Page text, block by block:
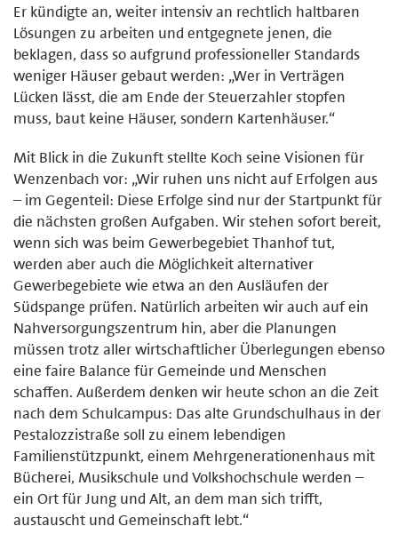
Er kündigte an, weiter intensiv an rechtlich haltbaren
Lösungen zu arbeiten und entgegnete jenen, die
beklagen, dass so aufgrund professioneller Standards
weniger Häuser gebaut werden: „Wer in Verträgen
Lücken lässt, die am Ende der Steuerzahler stopfen
muss, baut keine Häuser, sondern Kartenhäuser.“
Mit Blick in die Zukunft stellte Koch seine Visionen für
Wenzenbach vor: „Wir ruhen uns nicht auf Erfolgen aus
– im Gegenteil: Diese Erfolge sind nur der Startpunkt für
die nächsten großen Aufgaben. Wir stehen sofort bereit,
wenn sich was beim Gewerbegebiet Thanhof tut,
werden aber auch die Möglichkeit alternativer
Gewerbegebiete wie etwa an den Ausläufen der
Südspange prüfen. Natürlich arbeiten wir auch auf ein
Nahversorgungszentrum hin, aber die Planungen
müssen trotz aller wirtschaftlicher Überlegungen ebenso
eine faire Balance für Gemeinde und Menschen
schaffen. Außerdem denken wir heute schon an die Zeit
nach dem Schulcampus: Das alte Grundschulhaus in der
Pestalozzistraße soll zu einem lebendigen
Familienstützpunkt, einem Mehrgenerationenhaus mit
Bücherei, Musikschule und Volkshochschule werden –
ein Ort für Jung und Alt, an dem man sich trifft,
austauscht und Gemeinschaft lebt.“